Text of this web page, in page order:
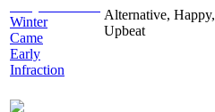
Winter
Came
Early
Infraction
Alternative, Happy,
Upbeat